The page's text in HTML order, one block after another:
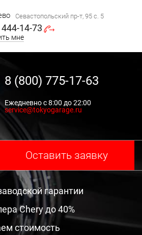
Севастопольский пр-т, 95 с. 5
14-73
мне
8 (800) 775-17-63
Ежедневно с 8:00 до 22:00
service@tokyogarage.ru
Оставить заявку
гарантии
Chery до 40%
стоимость